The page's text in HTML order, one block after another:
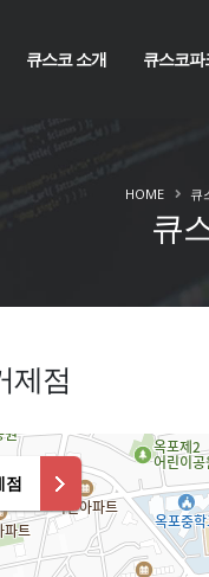
큐스코 소개 큐스코
큐
HOME 큐
제점
점